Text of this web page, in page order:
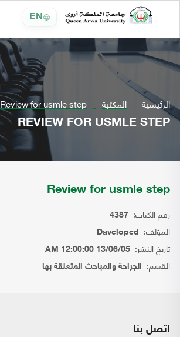
EN
الرئيسية المكتبة Review for usmle step
REVIEW FOR USMLE STEP
Review for usmle step
رقم الكتاب: 4387
المؤلف: Daveloped
تاريخ النشر: 13/06/05 12:00:00 AM
القسم: الجراحة والمباحث المتعلقة بها
اتصل بنا